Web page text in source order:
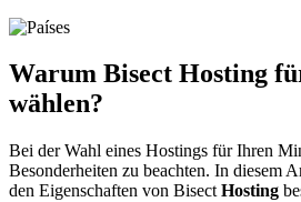
Warum Bisect Hosting
wählen?
Bei der Wahl eines Hostings für Ihren
Besonderheiten zu beachten. In diesem
den Eigenschaften von Bisect Hosting